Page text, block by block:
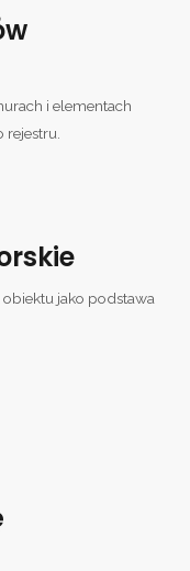
i elementach
jako podstawa